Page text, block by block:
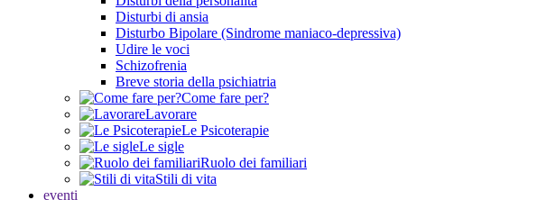
Disturbi di ansia
Disturbo Bipolare (Sindrome maniaco-depressiva)
Udire le voci
Schizofrenia
Breve storia della psichiatria
Come fare per?
Lavorare
Le Psicoterapie
Le sigle
Ruolo dei familiari
Stili di vita
eventi